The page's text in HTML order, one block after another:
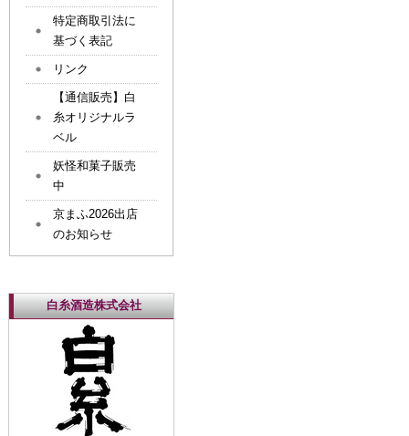
特定商取引法に
基づく表記
リンク
【通信販売】白
糸オリジナルラ
ベル
妖怪和菓子販売
中
京まふ2026出店
のお知らせ
白糸酒造株式会社